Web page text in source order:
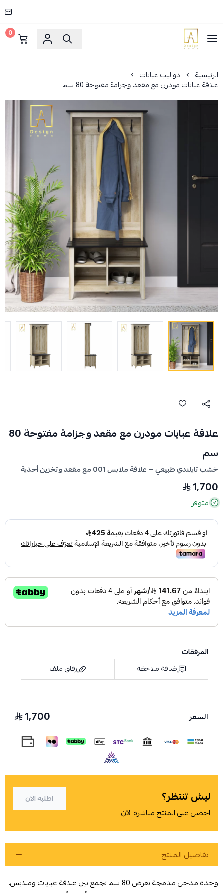
AD HOME
0
الرئيسية دواليب عبايات
علاقة عبايات مودرن مع مقعد وجزامة مفتوحة 80 سم
علاقة عبايات مودرن مع مقعد وجزامة مفتوحة 80
سم
خشب تايلندي طبيعي — علاقة ملابس 001 مع مقعد وتخزين أحذية
1,700
متوفر
المرفقات
إضافة ملاحظة
إرفاق ملف
السعر 1,700
ليش تنتظر؟
احصل على المنتج مباشرة الآن
اطلبه الان
تفاصيل المنتج
وحدة مدخل مدمجة بعرض 80 سم تجمع بين علاقة عبايات وملابس،